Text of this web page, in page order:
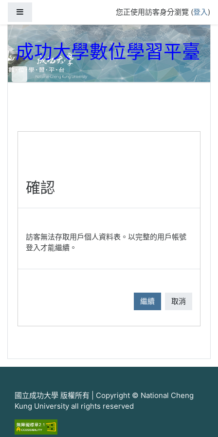
您正使用訪客身分瀏覽 (登入)
成功大學數位學習平臺
確認
訪客無法存取用戶個人資料表。以完整的用戶帳號
登入才能繼續。
繼續 取消
國立成功大學 版權所有 | Copyright © National Cheng
Kung University all rights reserved